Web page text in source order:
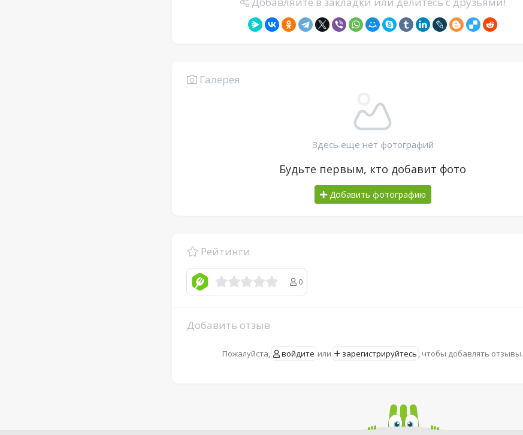
Галерея
Здесь еще нет фотографий
Будьте первым, кто добавит фото
Добавить фотографию
Рейтинги
0
Добавить отзыв
Пожалуйста, войдите или зарегистрируйтесь , чтобы добавлять отзывы.